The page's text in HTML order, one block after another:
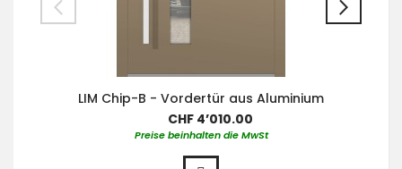
LIM Chip-B - Vordertür aus Aluminium
CHF 4’010.00
Preise beinhalten die MwSt